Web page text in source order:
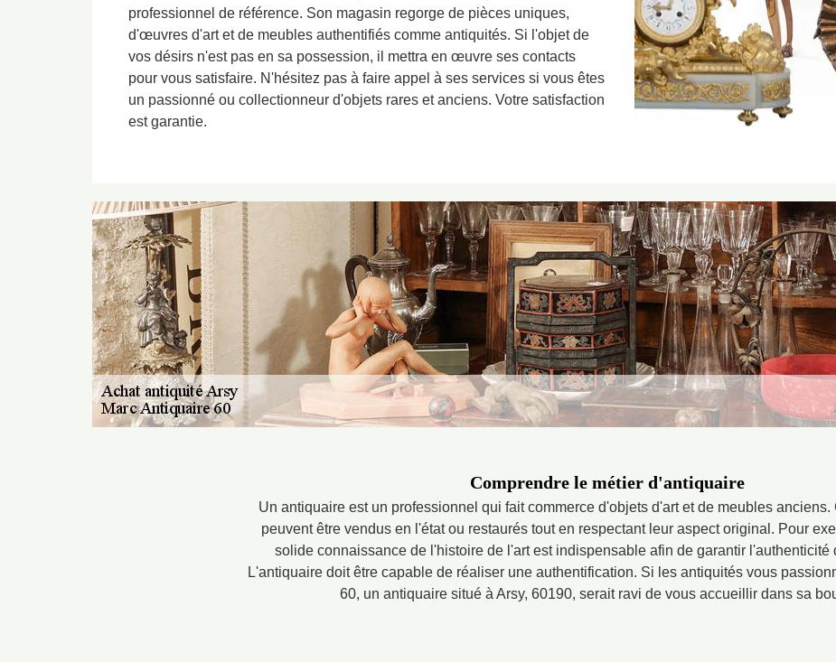
professionnel de référence. Son magasin regorge de pièces uniques,
d'œuvres d'art et de meubles authentifiés comme antiquités. Si l'objet de
vos désirs n'est pas en sa possession, il mettra en œuvre ses contacts
pour vous satisfaire. N'hésitez pas à faire appel à ses services si vous êtes
un passionné ou collectionneur d'objets rares et anciens. Votre satisfaction
est garantie.
Comprendre le métier d'antiquaire
Un antiquaire est un professionnel qui fait commerce d'objets d'art et de meubles
peuvent être vendus en l'état ou restaurés tout en respectant leur aspect original. Pour
solide connaissance de l'histoire de l'art est indispensable afin de garantir l'authenticité
L'antiquaire doit être capable de réaliser une authentification. Si les antiquités vous
60, un antiquaire situé à Arsy, 60190, serait ravi de vous accueillir dans sa